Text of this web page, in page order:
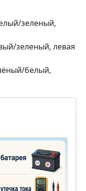
зеленый,
зеленый, левая
белый,